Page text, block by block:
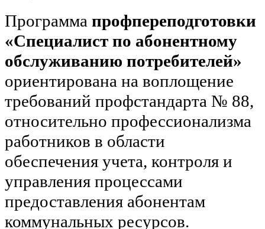
Программа профпереподготовки
«Специалист по абонентному
обслуживанию потребителей»
ориентирована на воплощение
требований профстандарта № 88,
относительно профессионализма
работников в области
обеспечения учета, контроля и
управления процессами
предоставления абонентам
коммунальных ресурсов.